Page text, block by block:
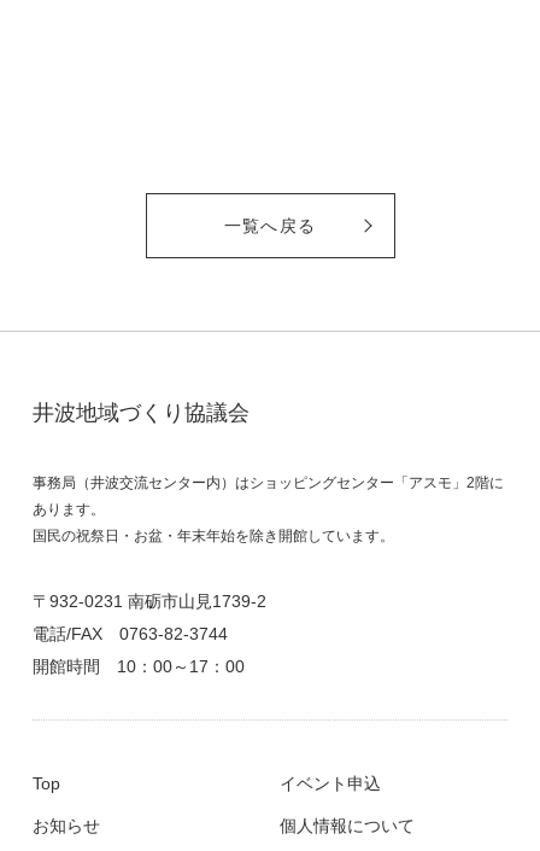
一覧へ戻る
井波地域づくり協議会
事務局（井波交流センター内）はショッピングセンター「アスモ」2階に
あります。
国民の祝祭日・お盆・年末年始を除き開館しています。
〒932-0231 南砺市山見1739-2
電話/FAX 0763-82-3744
開館時間 10：00～17：00
Top
お知らせ
イベント申込
個人情報について